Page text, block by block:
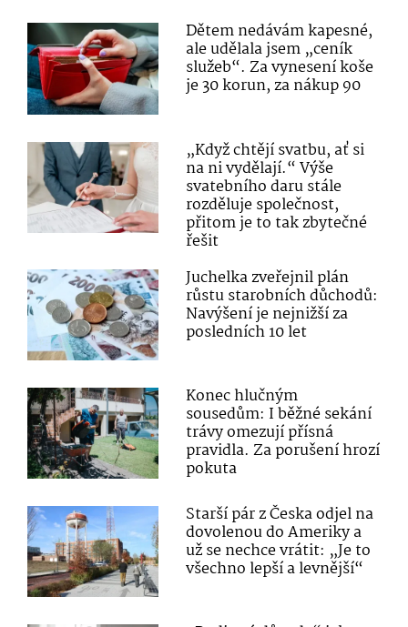
Dětem nedávám kapesné,
ale udělala jsem „ceník
služeb“. Za vynesení koše
je 30 korun, za nákup 90
„Když chtějí svatbu, ať si
na ni vydělají.“ Výše
svatebního daru stále
rozděluje společnost,
přitom je to tak zbytečné
řešit
Juchelka zveřejnil plán
růstu starobních důchodů:
Navýšení je nejnižší za
posledních 10 let
Konec hlučným
sousedům: I běžné sekání
trávy omezují přísná
pravidla. Za porušení hrozí
pokuta
Starší pár z Česka odjel na
dovolenou do Ameriky a
už se nechce vrátit: „Je to
všechno lepší a levnější“